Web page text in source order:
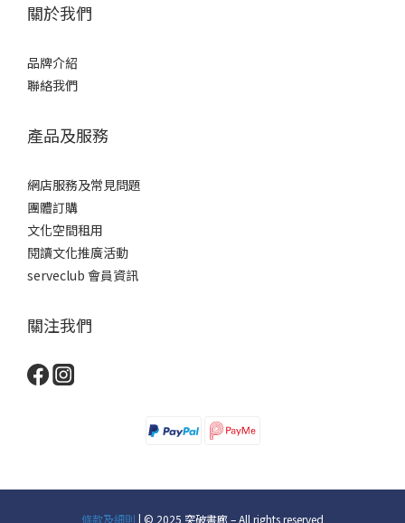
關於我們
品牌介紹
聯絡我們
產品及服務
網店服務及常見問題
團體訂購
文化空間租用
閱讀文化推廣活動
serveclub 會員資訊
關注我們
條款及細則 | © 2025 突破書廊 – All rights reserved